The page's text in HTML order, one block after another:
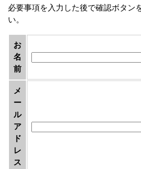
必要事項を入力した後で確認ボタン
い。
お
名
前
メ
ー
ル
ア
ド
レ
ス